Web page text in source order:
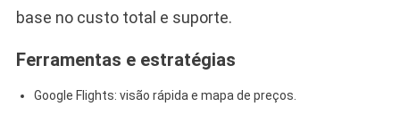
base no custo total e suporte.
Ferramentas e estratégias
Google Flights: visão rápida e mapa de preços.